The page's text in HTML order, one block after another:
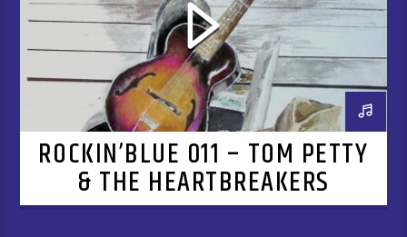
ROCKIN’BLUE 011 – TOM PETTY
& THE HEARTBREAKERS